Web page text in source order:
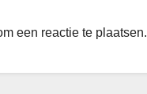
een reactie te plaatsen.